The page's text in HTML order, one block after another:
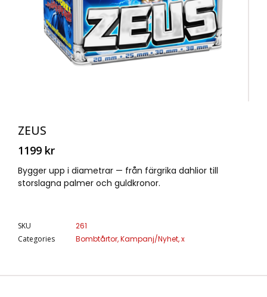
ZEUS
1199 kr
Bygger upp i diametrar — från färgrika dahlior till
storslagna palmer och guldkronor.
SKU
261
Categories
Bombtårtor,Kampanj/Nyhet,x